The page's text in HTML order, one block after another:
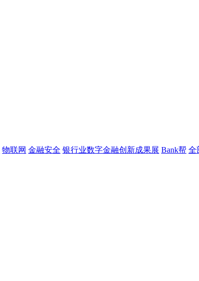
物联网 金融安全 银行业数字金融创新成果展 Bank帮 全